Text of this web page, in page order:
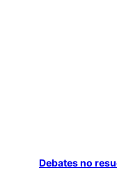
Debates no